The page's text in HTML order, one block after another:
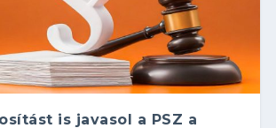
is javasol a PSZ a